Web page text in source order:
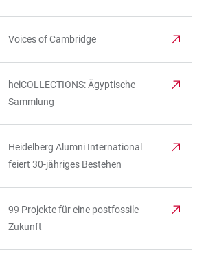
Voices of Cambridge
heiCOLLECTIONS: Ägyptische
Sammlung
Heidelberg Alumni International
feiert 30-jähriges Bestehen
99 Projekte für eine postfossile
Zukunft